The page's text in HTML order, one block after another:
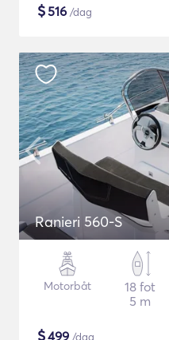
$516 /dag
Ranieri 560-S
Motorbåt
18 fot
5 m
$499 /dag